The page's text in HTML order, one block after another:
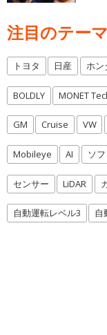
注目のテーマ
トヨタ 日産 ホン
BOLDLY MONET
GM Cruise VW
Mobileye AI ソ
センサー LiDAR
自動運転レベル3 自